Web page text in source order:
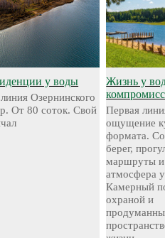
у воды
Озернинского
От 80 соток. Свой
Жизнь у
Первая
ощущение
формата.
берег,
маршруты и
атмосфера
Камерный
охраной и